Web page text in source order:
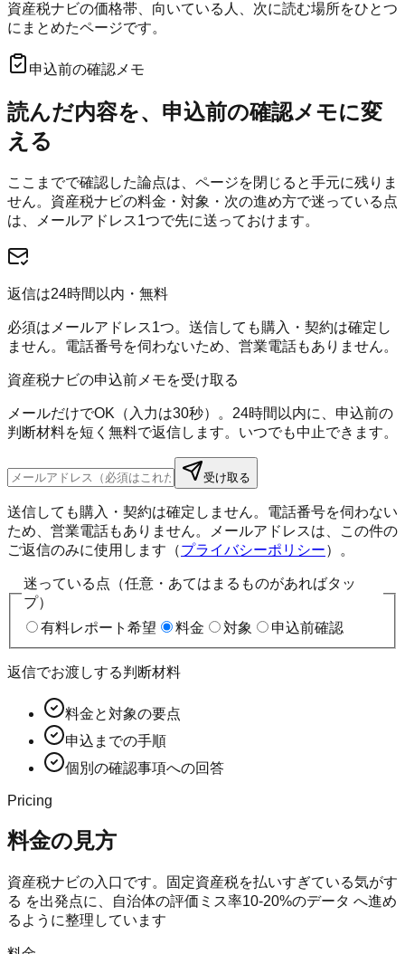
資産税ナビの価格帯、向いている人、次に読む場所をひとつ
にまとめたページです。
申込前の確認メモ
読んだ内容を、申込前の確認メモに変
える
ここまでで確認した論点は、ページを閉じると手元に残りま
せん。 資産税ナビの料金・対象・次の進め方で迷っている点
は、メールアドレス1つで先に送っておけます。
返信は24時間以内・無料
必須はメールアドレス1つ。送信しても購入・契約は確定し
ません。電話番号を伺わないため、営業電話もありません。
資産税ナビの申込前メモを受け取る
メールだけでOK（入力は30秒）。24時間以内に、申込前の
判断材料を短く無料で返信します。いつでも中止できます。
受け取る
送信しても購入・契約は確定しません。電話番号を伺わない
ため、営業電話もありません。メールアドレスは、この件の
ご返信のみに使用します（プライバシーポリシー）。
迷っている点（任意・あてはまるものがあればタッ
プ）
有料レポート希望
料金 対象 申込前確認
返信でお渡しする判断材料
料金と対象の要点
申込までの手順
個別の確認事項への回答
Pricing
料金の見方
資産税ナビの入口です。固定資産税を払いすぎている気がす
る を出発点に、自治体の評価ミス率10-20%のデータ へ進め
るように整理しています